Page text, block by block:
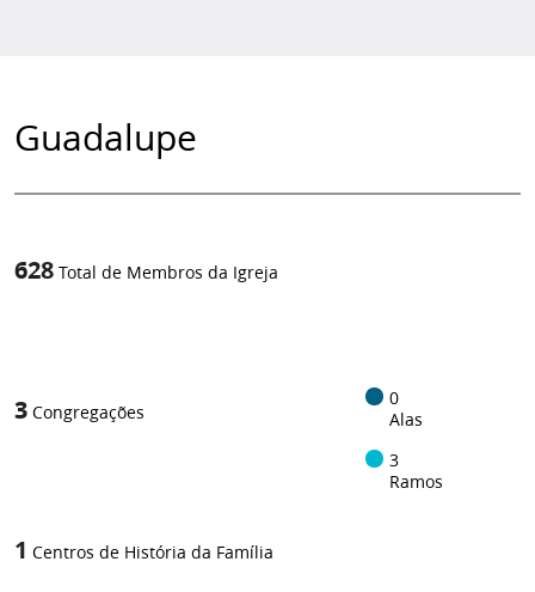
Guadalupe
628 Total de Membros da Igreja
3 Congregações
0
Alas
3
Ramos
1 Centros de História da Família